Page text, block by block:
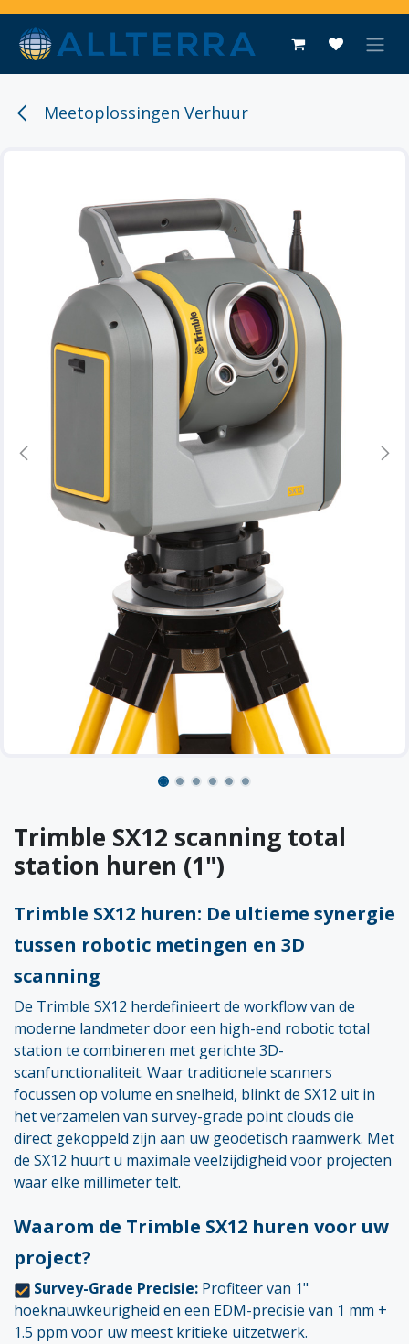
Overslaan naar inhoud
Meetoplossingen Verhuur
Trimble SX12 scanning total
station huren (1")
Trimble SX12 huren: De ultieme synergie
tussen robotic metingen en 3D
scanning
De Trimble SX12 herdefinieert de workflow van de
moderne landmeter door een high-end robotic total
station te combineren met gerichte 3D-
scanfunctionaliteit. Waar traditionele scanners
focussen op volume en snelheid, blinkt de SX12 uit in
het verzamelen van survey-grade point clouds die
direct gekoppeld zijn aan uw geodetisch raamwerk. Met
de SX12 huurt u maximale veelzijdigheid voor projecten
waar elke millimeter telt.
Waarom de Trimble SX12 huren voor uw
project?
Survey-Grade Precisie: Profiteer van 1"
hoeknauwkeurigheid en een EDM-precisie van 1 mm +
1.5 ppm voor uw meest kritieke uitzetwerk.